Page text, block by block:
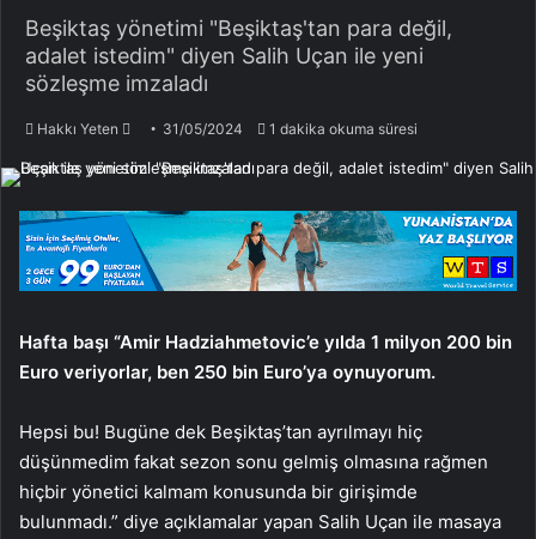
Beşiktaş yönetimi "Beşiktaş'tan para değil,
adalet istedim" diyen Salih Uçan ile yeni
sözleşme imzaladı
Hakkı Yeten
göndermek
31/05/2024 1 dakika okuma süresi
Hafta başı “Amir Hadziahmetovic’e yılda 1 milyon 200 bin
Euro veriyorlar, ben 250 bin Euro’ya oynuyorum.
Hepsi bu! Bugüne dek Beşiktaş’tan ayrılmayı hiç
düşünmedim fakat sezon sonu gelmiş olmasına rağmen
hiçbir yönetici kalmam konusunda bir girişimde
bulunmadı.” diye açıklamalar yapan Salih Uçan ile masaya